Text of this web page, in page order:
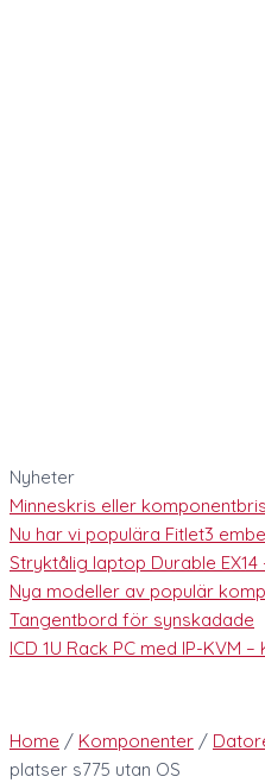
Nyheter
Minneskris eller
Nu har vi populära Fitlet3
Stryktålig laptop Durable
Nya modeller av populär
Tangentbord för synskadade
ICD 1U Rack PC med IP-KVM
Home / Komponenter /
platser s775 utan OS